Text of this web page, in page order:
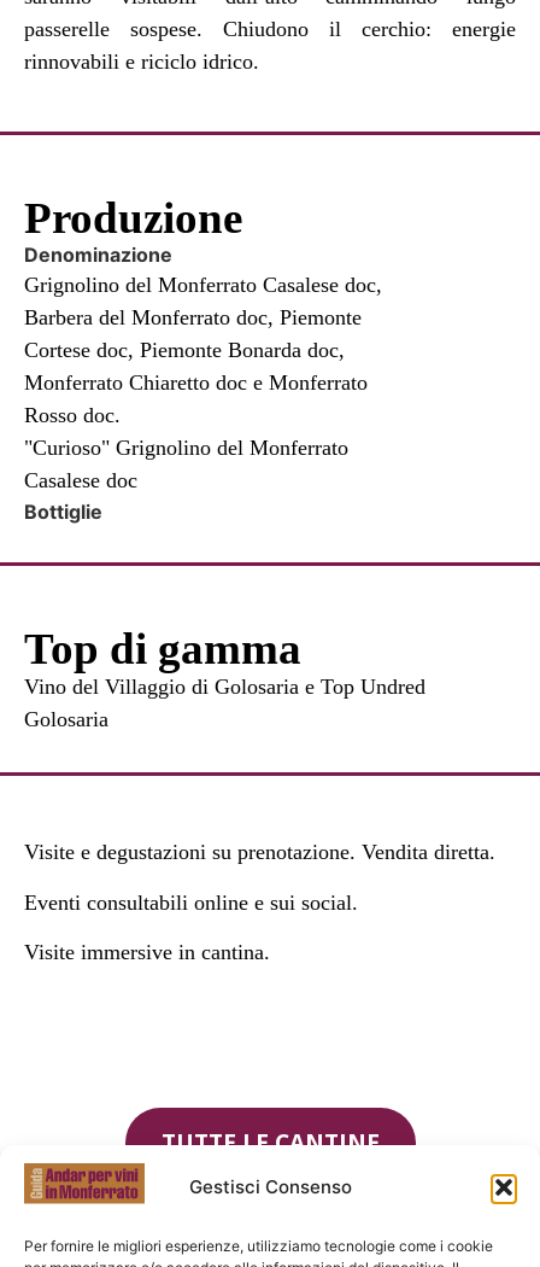
Gestisci Consenso
Per fornire le migliori esperienze, utilizziamo tecnologie come i cookie
passerelle sospese. Chiudono il cerchio: energie
rinnovabili e riciclo idrico.
Produzione
Denominazione
Grignolino del Monferrato Casalese doc,
Barbera del Monferrato doc, Piemonte
Cortese doc, Piemonte Bonarda doc,
Monferrato Chiaretto doc e Monferrato
Rosso doc.
"Curioso" Grignolino del Monferrato
Casalese doc
Bottiglie
Top di gamma
Vino del Villaggio di Golosaria e Top Undred
Golosaria
Visite e degustazioni su prenotazione. Vendita diretta.
Eventi consultabili online e sui social.
Visite immersive in cantina.
TUTTE LE CANTINE